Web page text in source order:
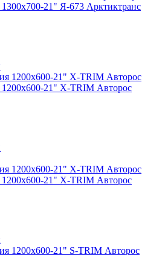
21" Я-673 Арктиктранс
21" X-TRIM Авторос
21" X-TRIM Авторос